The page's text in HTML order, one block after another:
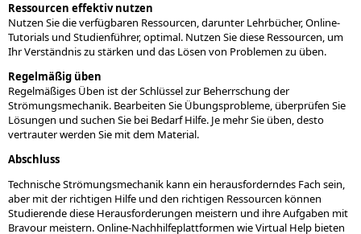
Ressourcen effektiv nutzen
Nutzen Sie die verfügbaren Ressourcen, darunter Lehrbücher, Online-
Tutorials und Studienführer, optimal. Nutzen Sie diese Ressourcen, um
Ihr Verständnis zu stärken und das Lösen von Problemen zu üben.
Regelmäßig üben
Regelmäßiges Üben ist der Schlüssel zur Beherrschung der
Strömungsmechanik. Bearbeiten Sie Übungsprobleme, überprüfen Sie
Lösungen und suchen Sie bei Bedarf Hilfe. Je mehr Sie üben, desto
vertrauter werden Sie mit dem Material.
Abschluss
Technische Strömungsmechanik kann ein herausforderndes Fach sein,
aber mit der richtigen Hilfe und den richtigen Ressourcen können
Studierende diese Herausforderungen meistern und ihre Aufgaben mit
Bravour meistern. Online-Nachhilfeplattformen wie Virtual Help bieten